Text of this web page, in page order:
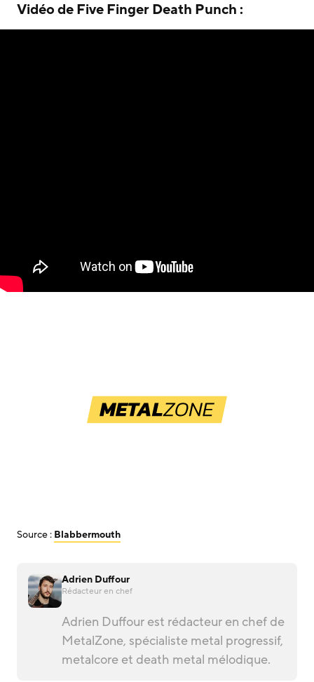
Vidéo de Five Finger Death Punch :
Source : Blabbermouth
Adrien Duffour
Rédacteur en chef
Adrien Duffour est rédacteur en chef de
MetalZone, spécialiste metal progressif,
metalcore et death metal mélodique.